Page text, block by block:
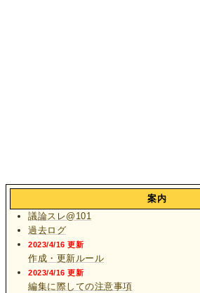
案内
議論スレ@101
過去ログ
2023/4/16 更新
作成・更新ルール
2023/4/16 更新
編集に際しての注意事項